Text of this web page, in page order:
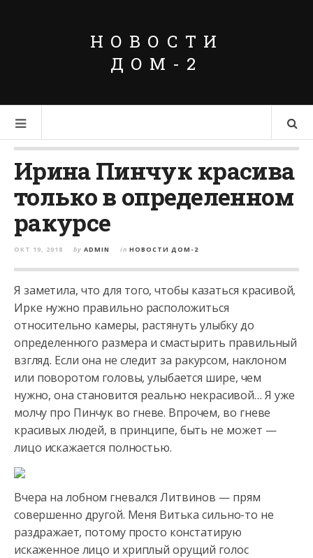
НОВОСТИ
ДОМ-2
Ирина Пинчук красива
только в определенном
ракурсе
ОКТ 19, 2018 by ADMIN in НОВОСТИ ДОМ-2
Я заметила, что для того, чтобы казаться красивой,
Ирке нужно правильно расположиться
относительно камеры, растянуть улыбку до
определенного размера и смастырить правильный
взгляд. Если она не следит за ракурсом, наклоном
или поворотом головы, улыбается шире, чем
нужно, она становится реально некрасивой… Я уже
молчу про Пинчук во гневе. Впрочем, во гневе
красивых людей, в принципе, быть не может —
лицо искажается полностью.
Вчера на лобном гневался Литвинов — прям
совершенно другой. Меня Витька сильно-то не
раздражает, потому просто констатирую
искаженное лицо и хриплый орущий голос